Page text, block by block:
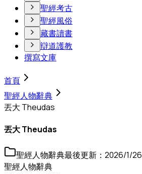
聖經考古
聖經風俗
藏書讀書
辯道護教
撰寫文庫
首頁
聖經人物辭典
丟大 Theudas
丟大 Theudas
聖經人物辭典最後更新： 2026/1/26
聖經人物辭典